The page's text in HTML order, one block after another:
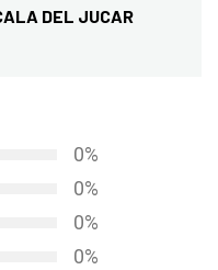
DEL JUCAR
0%
0%
0%
0%